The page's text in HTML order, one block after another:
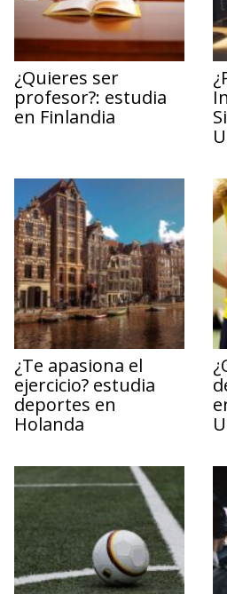
¿Quieres ser
profesor?: estudia
en Finlandia
¿Te apasiona el
ejercicio? estudia
deportes en
Holanda